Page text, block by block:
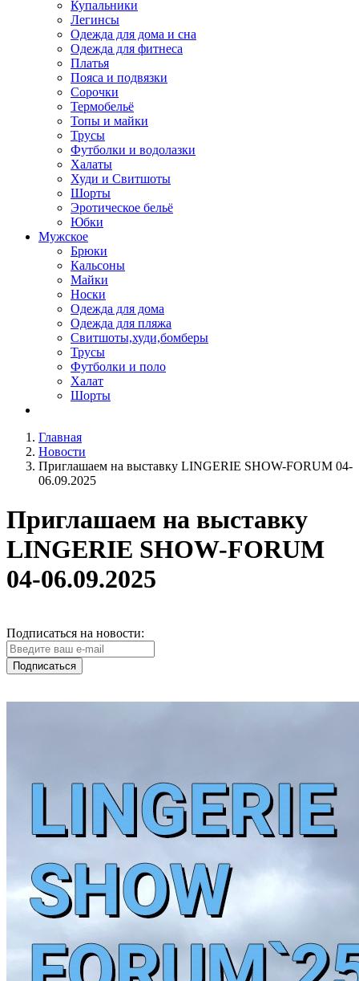
Купальники
Легинсы
Одежда для дома и сна
Одежда для фитнеса
Платья
Пояса и подвязки
Сорочки
Термобельё
Топы и майки
Трусы
Футболки и водолазки
Халаты
Худи и Свитшоты
Шорты
Эротическое бельё
Юбки
Мужское
Брюки
Кальсоны
Майки
Носки
Одежда для дома
Одежда для пляжа
Свитшоты,худи,бомберы
Трусы
Футболки и поло
Халат
Шорты
Главная
Новости
Приглашаем на выставку LINGERIE SHOW-FORUM 04-
06.09.2025
Приглашаем на выставку
LINGERIE SHOW-FORUM
04-06.09.2025
Подписаться на новости:
Подписаться